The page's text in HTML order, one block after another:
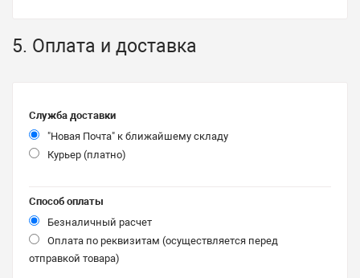
5. Оплата и доставка
Служба доставки
"Новая Почта" к ближайшему складу
Курьер (платно)
Способ оплаты
Безналичный расчет
Оплата по реквизитам (осуществляется перед
отправкой товара)